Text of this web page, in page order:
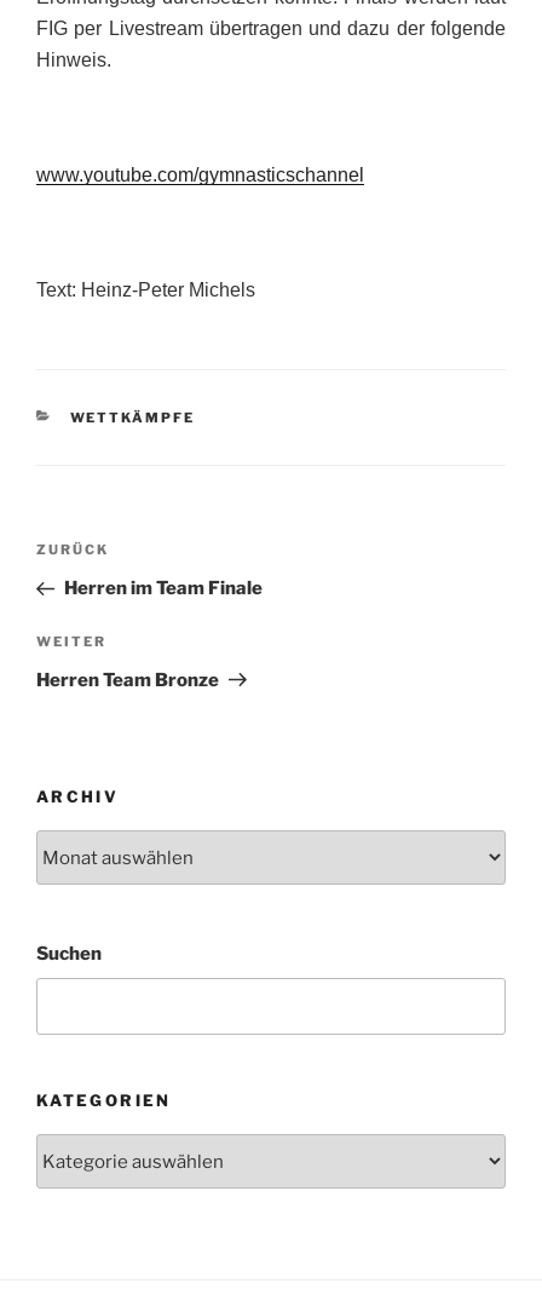
FIG per Livestream übertragen und dazu der folgende
Hinweis.
www.youtube.com/gymnasticschannel
Text: Heinz-Peter Michels
KATEGORIEN
WETTKÄMPFE
Beitragsnavigation
Vorheriger
Beitrag
ZURÜCK
Herren im Team Finale
Nächster
Beitrag
WEITER
Herren Team Bronze
ARCHIV
Suchen
KATEGORIEN